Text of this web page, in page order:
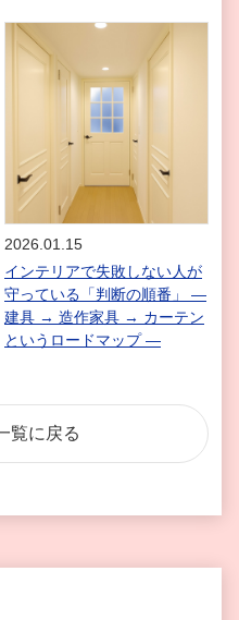
2026.01.15
インテリアで失敗しない人が
守っている「判断の順番」 ―
建具 → 造作家具 → カーテン
というロードマップ ―
覧に戻る